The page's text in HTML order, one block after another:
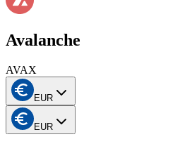
Avalanche
AVAX
EUR
EUR